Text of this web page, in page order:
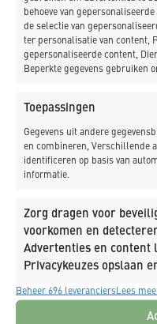
behoeve van
de selectie van
ter personalisatie van content,
gepersonaliseerde content,
Beperkte gegevens gebruiken
Toepassingen
Gegevens uit andere
en combineren, Verschillende
identificeren op basis van
informatie.
Zorg dragen voor
voorkomen en
Advertenties en content
Privacykeuzes opslaan
Beheer 696 leveranciers Lees
Ja, schrijf mij in op de
gegevens opslaat en
Versturen